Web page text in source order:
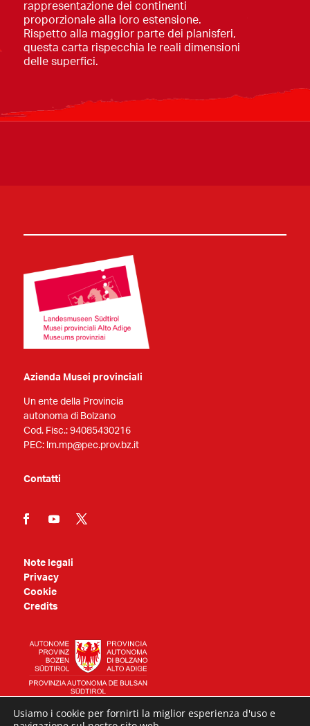
rappresentazione dei continenti
proporzionale alla loro estensione.
Rispetto alla maggior parte dei planisferi,
questa carta rispecchia le reali dimensioni
delle superfici.
Azienda Musei provinciali
Un ente della Provincia
autonoma di Bolzano
Cod. Fisc.: 94085430216
PEC: lm.mp@pec.prov.bz.it
Contatti
Note legali
Privacy
Cookie
Credits
Usiamo i cookie per fornirti la miglior esperienza d'uso e